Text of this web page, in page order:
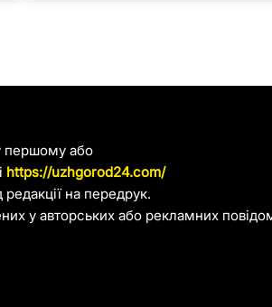
першому або
https://uzhgorod24.com/
на передрук.
у авторських або рекламних